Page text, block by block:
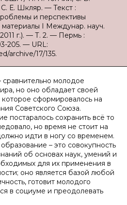
Е. Шкляр. — Текст :
и перспективы
материалы I Междунар. науч.
г.). — Т. 2. — Пермь :
205. — URL:
archive/17/135.
сравнительно молодое
но оно обладает своей
сформировалось на
Советского Союза.
постаралось сохранить всё то
но время не стоит на
идти в ногу со временем.
– это совокупность
об основах наук, умений и
для их применения в
оно является базой любой
готовит молодого
в социуме и преодолевать